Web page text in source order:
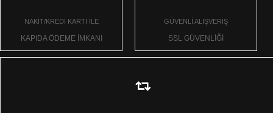
NAKİT/KREDİ KARTI İLE
KAPIDA ÖDEME İMKANI
GÜVENLİ ALIŞVERİŞ
SSL GÜVENLİĞİ